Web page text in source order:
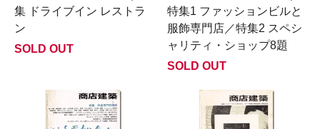
集 ドライブイン レストラ
ン
SOLD OUT
特集1 ファッションビルと
服飾専門店／特集2 スペシ
ャリティ・ショップ8題
SOLD OUT